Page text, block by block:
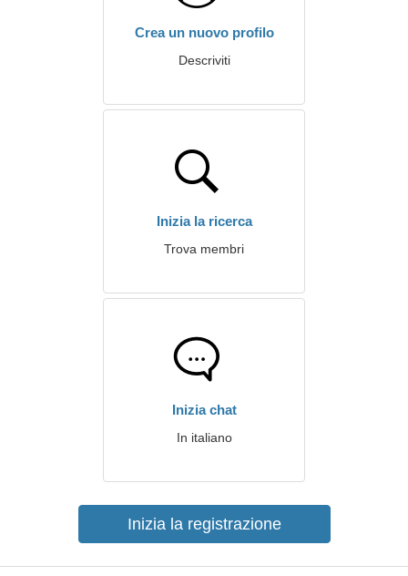
Crea un nuovo profilo
Descriviti
Inizia la ricerca
Trova membri
Inizia chat
In italiano
Inizia la registrazione